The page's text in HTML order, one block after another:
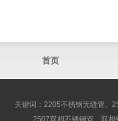
首页
关键词：2205不锈钢无缝管、
2507双相不锈钢管、双